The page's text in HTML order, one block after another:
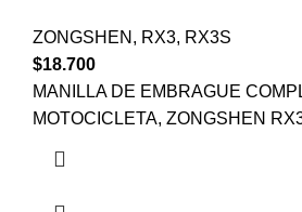
ZONGSHEN , RX3, RX3S
$18.700
MANILLA DE EMBRAGUE
MOTOCICLETA, ZONGSHEN